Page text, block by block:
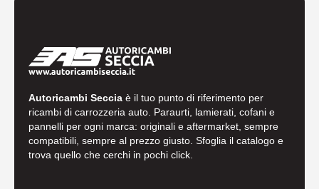
Autoricambi Seccia è il tuo punto di riferimento per
ricambi di carrozzeria auto. Paraurti, lamierati, cofani e
pannelli per ogni marca: originali e aftermarket, sempre
compatibili, sempre al prezzo giusto. Sfoglia il catalogo e
trova quello che cerchi in pochi click.